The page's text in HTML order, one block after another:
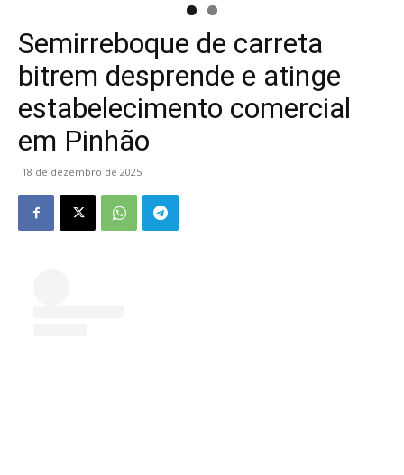
Semirreboque de carreta
bitrem desprende e atinge
estabelecimento comercial
em Pinhão
18 de dezembro de 2025